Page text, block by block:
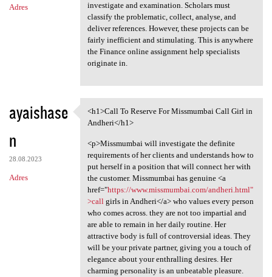
Adres
investigate and examination. Scholars must
classify the problematic, collect, analyse, and
deliver references. However, these projects can be
fairly inefficient and stimulating. This is anywhere
the Finance online assignment help specialists
originate in.
ayaishase
n
28.08.2023
Adres
<h1>Call To Reserve For
<h1>Call To Reserve For Missmumbai Call Girl in
Andheri</h1>
<p>Missmumbai will investigate the definite
requirements of her clients and understands how to
put herself in a position that will connect her with
the customer. Missmumbai has genuine <a
href="https://www.missmumbai.com/andheri.html"
>callgirls in Andheri</a> who values every person
who comes across. they are not too impartial and
are able to remain in her daily routine. Her
attractive body is full of controversial ideas. They
will be your private partner, giving you a touch of
elegance about your enthralling desires. Her
charming personality is an unbeatable pleasure.